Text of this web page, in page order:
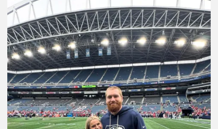
propuesta en un rooftop. En el anuncio conjunto, Emily lo
resumióperfecto:“I’m marrying my best friend!!”. Eso.